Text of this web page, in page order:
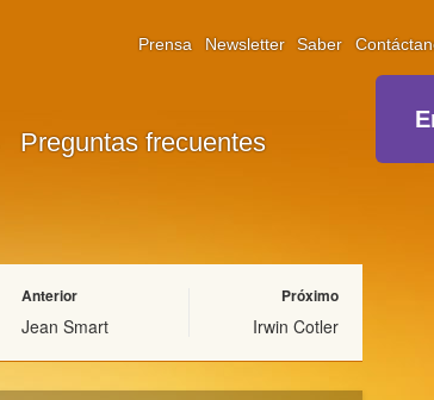
Preguntas frecuentes
Prensa Newsletter Saber
Anterior
Jean Smart
Próximo
Irwin Cotler